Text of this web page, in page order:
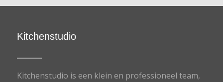
Kitchenstudio
Kitchenstudio is een klein en professioneel team,